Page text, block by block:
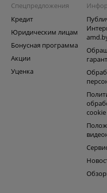
Спецпредложения
Кредит
Юридическим лицам
Бонусная программа
Акции
Уценка
cookie